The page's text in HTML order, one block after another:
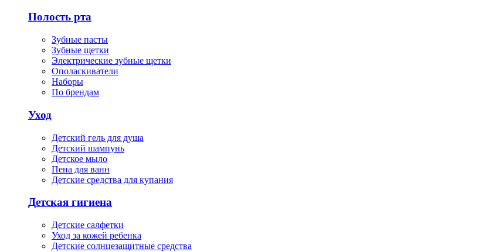
Полость рта
Зубные пасты
Зубные щетки
Электрические зубные щетки
Ополаскиватели
Наборы
По брендам
Уход
Детский гель для душа
Детский шампунь
Детское мыло
Пена для ванн
Детские средства для купания
Детская гигиена
Детские салфетки
Уход за кожей ребенка
Детские солнцезащитные средства